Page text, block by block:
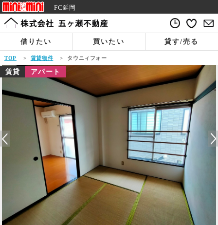
FC延岡
借りたい 買いたい 貸す/売る
TOP > 賃貸物件 > タウニィフォー
賃貸 アパート